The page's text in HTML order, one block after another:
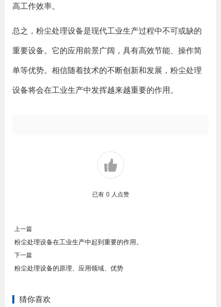
高工作效率。
总之，粉尘处理设备是现代工业生产过程中不可或缺的
重要设备。它的应用前景广阔，具有高效节能、操作简
单等优势。相信随着技术的不断创新和发展，粉尘处理
设备将会在工业生产中发挥越来越重要的作用。
已有 0 人点赞
上一篇
粉尘处理设备在工业生产中起到重要的作用。
下一篇
粉尘处理设备的原理、应用领域、优势
猜你喜欢